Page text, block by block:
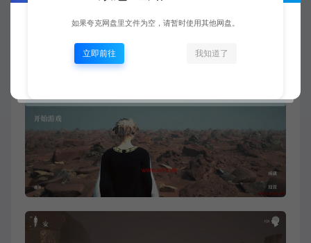
需要 64 位处理器和操作系统
如果夸克网盘里文件为空，请暂时使用其他网盘。
立即前往 我知道了